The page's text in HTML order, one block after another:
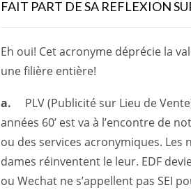
FAIT PART DE SA REFLEXION
Eh oui! Cet acronyme déprécie la
une filière entière!
a.
PLV (Publicité sur Lieu de
années 60’ est va à l’encontre de
ou des services acronymiques.
dames réinventent le leur. EDF
ou Wechat ne s’appellent pas SEI